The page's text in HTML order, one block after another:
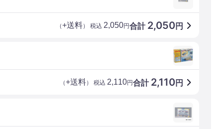
合計 2,050円
（+送料） 税込 2,050円
合計 2,110円
（+送料） 税込 2,110円